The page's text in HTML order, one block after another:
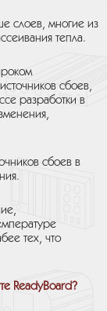
слоев, многие из
тепла.
сбоев,
разработки в
сбоев в
тех, что
ReadyBoard?